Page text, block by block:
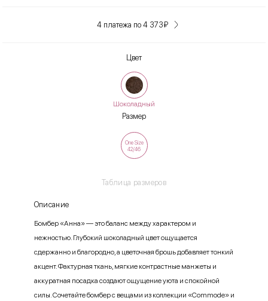
4 платежа по 4 373₽
Цвет
Шоколадный
Размер
Таблица размеров
One Size
42/46
Описание
Бомбер «Анна» — это баланс между характером и
нежностью. Глубокий шоколадный цвет ощущается
сдержанно и благородно, а цветочная брошь добавляет тонкий
акцент. Фактурная ткань, мягкие контрастные манжеты и
аккуратная посадка создают ощущение уюта и спокойной
силы. Сочетайте бомбер с вещами из коллекции «Commode» и